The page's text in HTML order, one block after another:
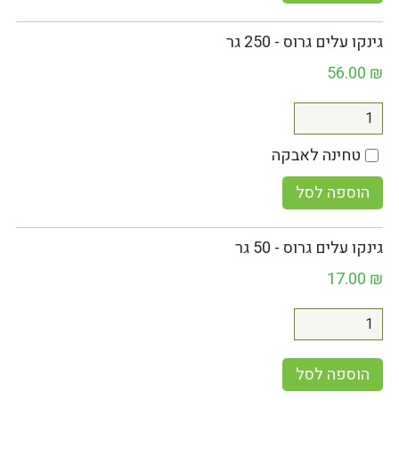
גינקו עלים גרוס - 250 גר
56.00 ₪
טחינה לאבקה
הוספה לסל
גינקו עלים גרוס - 50 גר
17.00 ₪
הוספה לסל